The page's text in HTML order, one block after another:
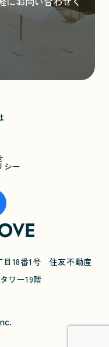
シー
目18番1号 住友不動産
ワー19階